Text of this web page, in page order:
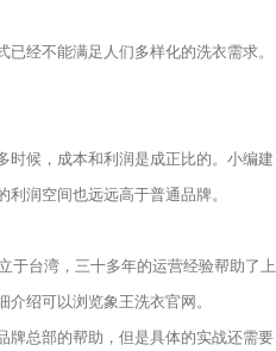
经不能满足人们多样化的洗衣需求。
候，成本和利润是成正比的。小编建
润空间也远远高于普通品牌。
台湾，三十多年的运营经验帮助了上
绍可以浏览象王洗衣官网。
总部的帮助，但是具体的实战还需要